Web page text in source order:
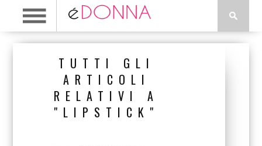
TUTTI GLI
ARTICOLI
RELATIVI A
"LIPSTICK"